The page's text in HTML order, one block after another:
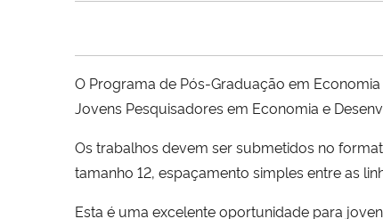
O Programa de Pós-Graduação em
Jovens Pesquisadores em Economia e
Os trabalhos devem ser submetidos no
tamanho 12, espaçamento simples entre as
Esta é uma excelente oportunidade para